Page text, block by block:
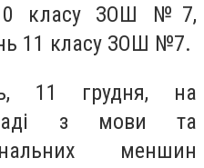
класу ЗОШ №7,
11 класу ЗОШ №7.
11 грудня, на
з мови та
меншин